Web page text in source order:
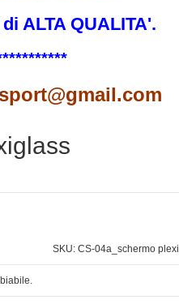
ALTA QUALITA'.
SKU:CS-04a_schermo plexi